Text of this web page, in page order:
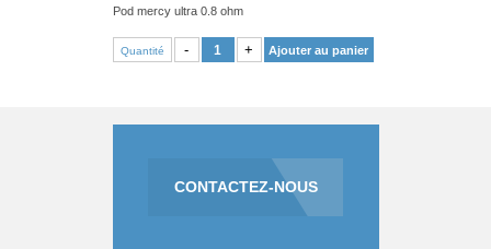
Pod mercy ultra 0.8 ohm
Quantité - + Ajouter au panier
CONTACTEZ-NOUS